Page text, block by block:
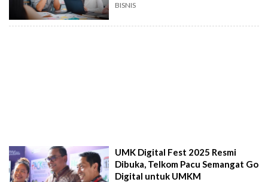
BISNIS
UMK Digital Fest 2025 Resmi
Dibuka, Telkom Pacu Semangat Go
Digital untuk UMKM